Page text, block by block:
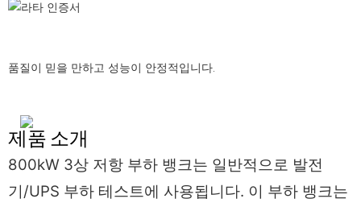
품질이 믿을 만하고 성능이 안정적입니다.
제품 소개
800kW 3상 저항 부하 뱅크는 일반적으로 발전
기/UPS 부하 테스트에 사용됩니다. 이 부하 뱅크는